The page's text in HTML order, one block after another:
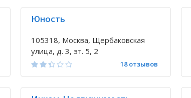
Юность
105318, Москва, Щербаковская
улица, д. 3, эт. 5, 2
18 отзывов